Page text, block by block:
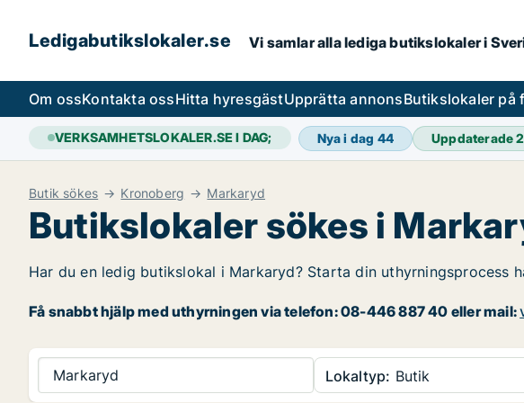
Ledigabutikslokaler.se Vi samlar alla lediga butikslokaler i
Om ossKontakta ossHitta hyresgästUpprätta annonsButikslokaler på
VERKSAMHETSLOKALER.SE I DAG; Nya i dag 44 Uppdaterade
Butik sökes Kronoberg Markaryd
Butikslokaler sökes i
Har du en ledig butikslokal i Markaryd? Starta din
Få snabbt hjälp med uthyrningen via telefon: 08-446 887 40 eller mail:
Markaryd Lokaltyp: Butik